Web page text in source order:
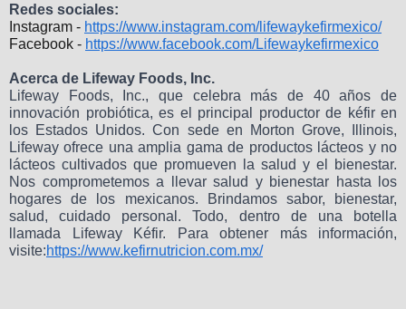
Redes sociales:
Instagram - https://www.instagram.com/lifewaykefirmexico/
Facebook - https://www.facebook.com/Lifewaykefirmexico
Acerca de Lifeway Foods, Inc.
Lifeway Foods, Inc., que celebra más de 40 años de
innovación probiótica, es el principal productor de kéfir en
los Estados Unidos. Con sede en Morton Grove, Illinois,
Lifeway ofrece una amplia gama de productos lácteos y no
lácteos cultivados que promueven la salud y el bienestar.
Nos comprometemos a llevar salud y bienestar hasta los
hogares de los mexicanos. Brindamos sabor, bienestar,
salud, cuidado personal. Todo, dentro de una botella
llamada Lifeway Kéfir. Para obtener más información,
visite:https://www.kefirnutricion.com.mx/